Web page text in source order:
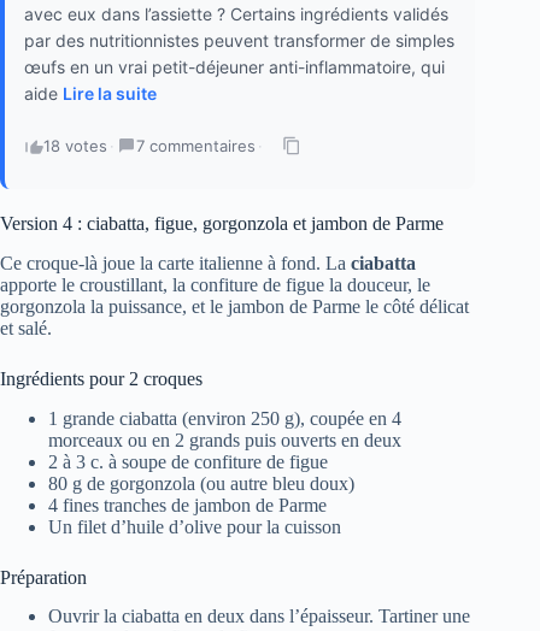
avec eux dans l’assiette ? Certains ingrédients validés
par des nutritionnistes peuvent transformer de simples
œufs en un vrai petit-déjeuner anti-inflammatoire, qui
aide Lire la suite
18 votes · 7 commentaires ·
Version 4 : ciabatta, figue, gorgonzola et jambon de Parme
Ce croque-là joue la carte italienne à fond. La ciabatta
apporte le croustillant, la confiture de figue la douceur, le
gorgonzola la puissance, et le jambon de Parme le côté délicat
et salé.
Ingrédients pour 2 croques
1 grande ciabatta (environ 250 g), coupée en 4
morceaux ou en 2 grands puis ouverts en deux
2 à 3 c. à soupe de confiture de figue
80 g de gorgonzola (ou autre bleu doux)
4 fines tranches de jambon de Parme
Un filet d’huile d’olive pour la cuisson
Préparation
Ouvrir la ciabatta en deux dans l’épaisseur. Tartiner une